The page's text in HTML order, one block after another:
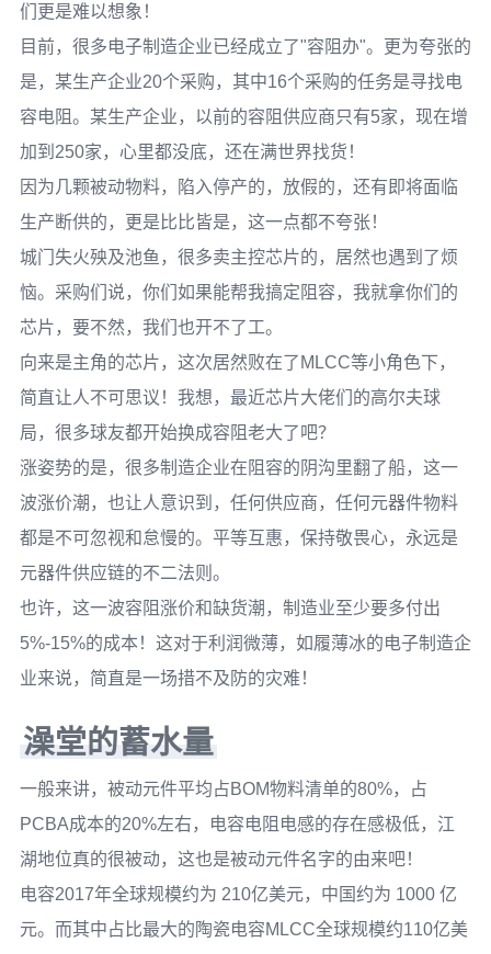
们更是难以想象！
目前，很多电子制造企业已经成立了"容阻办"。更为夸张的
是，某生产企业20个采购，其中16个采购的任务是寻找电
容电阻。某生产企业，以前的容阻供应商只有5家，现在增
加到250家，心里都没底，还在满世界找货！
因为几颗被动物料，陷入停产的，放假的，还有即将面临
生产断供的，更是比比皆是，这一点都不夸张！
城门失火殃及池鱼，很多卖主控芯片的，居然也遇到了烦
恼。采购们说，你们如果能帮我搞定阻容，我就拿你们的
芯片，要不然，我们也开不了工。
向来是主角的芯片，这次居然败在了MLCC等小角色下，
简直让人不可思议！我想，最近芯片大佬们的高尔夫球
局，很多球友都开始换成容阻老大了吧？
涨姿势的是，很多制造企业在阻容的阴沟里翻了船，这一
波涨价潮，也让人意识到，任何供应商，任何元器件物料
都是不可忽视和怠慢的。平等互惠，保持敬畏心，永远是
元器件供应链的不二法则。
也许，这一波容阻涨价和缺货潮，制造业至少要多付出
5%-15%的成本！这对于利润微薄，如履薄冰的电子制造企
业来说，简直是一场措不及防的灾难！
澡堂的蓄水量
一般来讲，被动元件平均占BOM物料清单的80%，占
PCBA成本的20%左右，电容电阻电感的存在感极低，江
湖地位真的很被动，这也是被动元件名字的由来吧！
电容2017年全球规模约为 210亿美元，中国约为 1000 亿
元。而其中占比最大的陶瓷电容MLCC全球规模约110亿美